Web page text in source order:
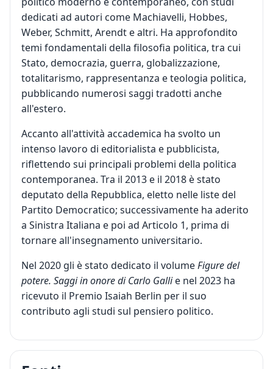
dedicati ad autori come Machiavelli, Hobbes,
Weber, Schmitt, Arendt e altri. Ha approfondito
temi fondamentali della filosofia politica, tra cui
Stato, democrazia, guerra, globalizzazione,
totalitarismo, rappresentanza e teologia politica,
pubblicando numerosi saggi tradotti anche
all'estero.
Accanto all'attività accademica ha svolto un
intenso lavoro di editorialista e pubblicista,
riflettendo sui principali problemi della politica
contemporanea. Tra il 2013 e il 2018 è stato
deputato della Repubblica, eletto nelle liste del
Partito Democratico; successivamente ha aderito
a Sinistra Italiana e poi ad Articolo 1, prima di
tornare all'insegnamento universitario.
Nel 2020 gli è stato dedicato il volumeFigure del
potere. Saggi in onore di Carlo Gallie nel 2023 ha
ricevuto il Premio Isaiah Berlin per il suo
contributo agli studi sul pensiero politico.